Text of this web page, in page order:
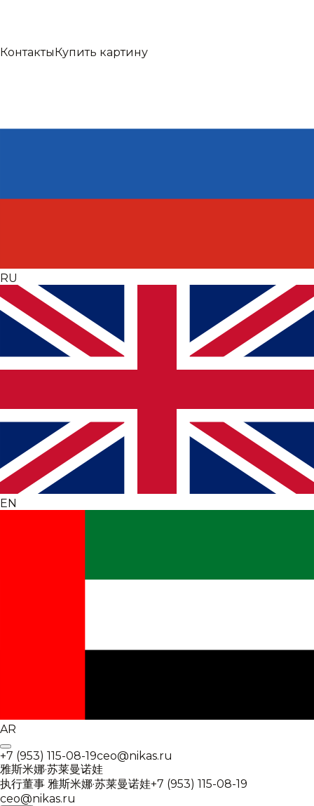
КонтактыКупить картину
RU
EN
AR
+7 (953) 115-08-19ceo@nikas.ru
雅斯米娜·苏莱曼诺娃
执行董事 雅斯米娜·苏莱曼诺娃+7 (953) 115-08-19
ceo@nikas.ru